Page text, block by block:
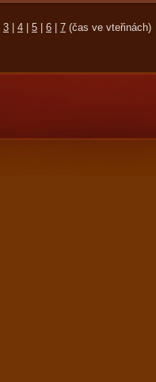
3 4 5 6 7 (čas ve vteřinách)